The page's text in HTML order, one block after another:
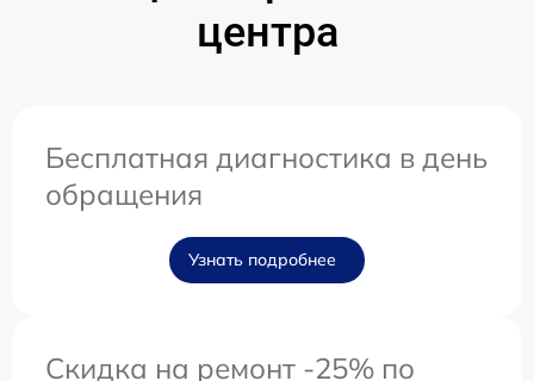
центра
Бесплатная диагностика в день
обращения
Узнать подробнее
Скидка на ремонт -25% по